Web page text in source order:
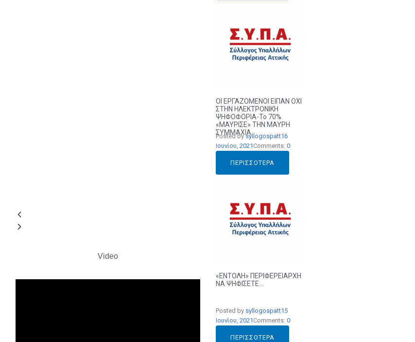
Video
ΟΙ ΕΡΓΑΖΟΜΕΝΟΙ ΕΙΠΑΝ ΟΧΙ
ΣΤΗΝ ΗΛΕΚΤΡΟΝΙΚΗ
ΨΗΦΟΦΟΡΙΑ-Το 70%
«ΜΑΥΡΙΣΕ» ΤΗΝ ΜΑΥΡΗ
ΣΥΜΜΑΧΙΑ
Posted bysyllogospatt16
Ιουνίου, 2021 Comments: 0
ΠΕΡΙΣΣΌΤΕΡΑ
«ΕΝΤΟΛΗ» ΠΕΡΙΦΕΡΕΙΑΡΧΗ
ΝΑ ΨΗΦΙΣΕΤΕ…
Posted by syllogospatt15
Ιουνίου, 2021 Comments: 0
ΠΕΡΙΣΣΌΤΕΡΑ